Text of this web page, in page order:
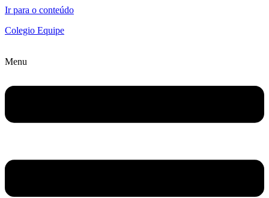
Ir para o conteúdo
Colegio Equipe
Menu